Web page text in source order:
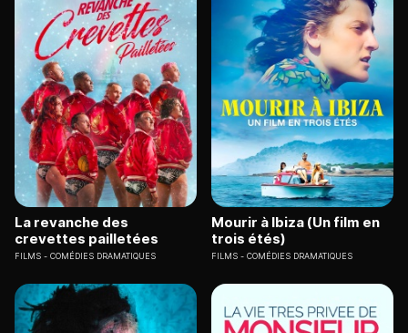
La revanche des
crevettes pailletées
FILMS COMÉDIES DRAMATIQUES
Mourir à Ibiza (Un film en
trois étés)
FILMS COMÉDIES DRAMATIQUES